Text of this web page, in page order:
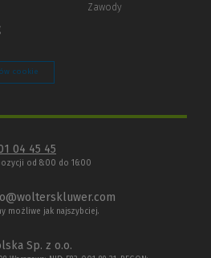
Zawody
cookie
04 45 45
od 8:00 do 16:00
możliwe jak najszybciej.
Sp. z o.o.